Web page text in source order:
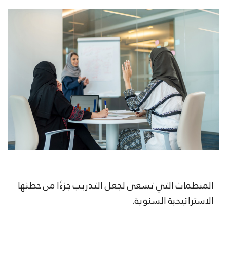
المنظمات التي تسعى لجعل التدريب جزءًا من خطتها
الاستراتيجية السنوية.